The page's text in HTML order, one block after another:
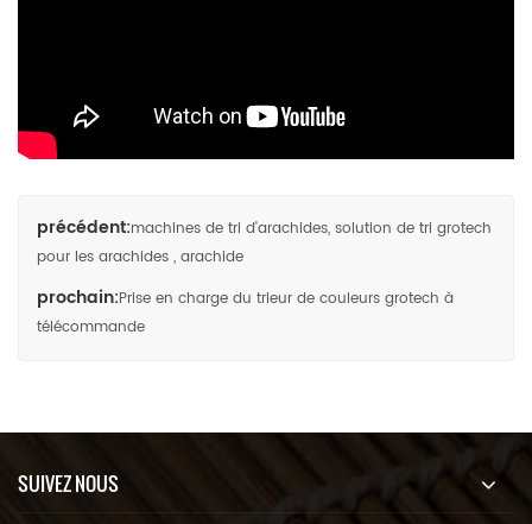
précédent:machines de tri d'arachides, solution de tri grotech
pour les arachides , arachide
prochain:Prise en charge du trieur de couleurs grotech à
télécommande
SUIVEZ NOUS